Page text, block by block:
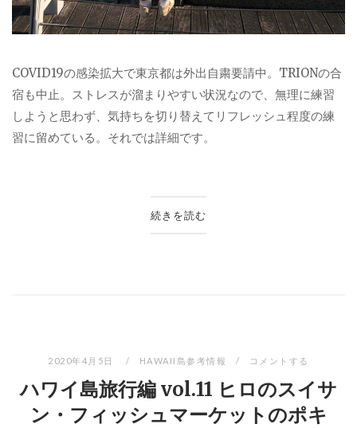
COVID19の感染拡大で東京都は外出自粛要請中。TRIONの合
宿も中止。ストレスが溜まりやすい状況なので、無理に練習
しようと思わず、気持ちを切り替えてリフレッシュ程度の練
習に留めている。それでは詳細です。
続きを読む
2020年4月5日 HAWAII島参考情報 コメントする
ハワイ島旅行編 vol.11 ヒロのスイサ
ン・フィッシュマーケットのポキ